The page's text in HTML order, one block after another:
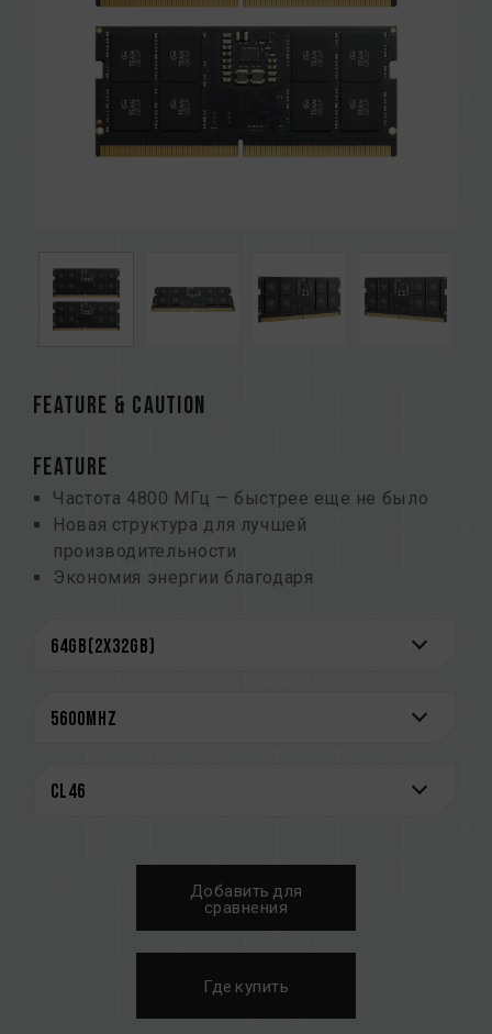
FEATURE & CAUTION
FEATURE
Частота 4800 МГц — быстрее еще не было
Новая структура для лучшей
производительности
Экономия энергии благодаря
Поддержка встроенной функция ECC для
Увеличенная емкость для эффективной
максимальной защиты
«Запрос совместимости»
Перед покупкой изделий памяти
ознакомьтесь со списком совместимости
QVL, предоставленным производителем
Добавить для
сравнения
Где купить